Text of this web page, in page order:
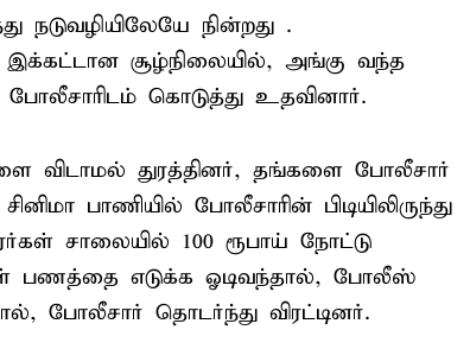
நின்றது .
இக்கட்டான சூழ்நிலையில், அங்கு வந்த
கொடுத்து உதவினார்.
விடாமல் துரத்தினர், தங்களை போலீசார்
பாணியில் போலீசாரின் பிடியிலிருந்து
சாலையில் 100 ரூபாய் நோட்டு
பணத்தை எடுக்க ஓடிவந்தால், போலீஸ்
போலீசார் தொடர்ந்து விரட்டினர்.